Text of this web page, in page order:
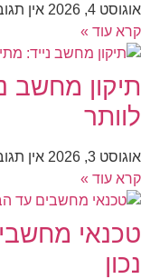
אוגוסט 4, 2026
אין
קרא עוד »
תיקון מחשב
לוותר
אוגוסט 3, 2026
אין
קרא עוד »
טכנאי
נכון